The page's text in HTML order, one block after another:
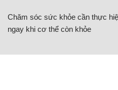
Chăm sóc sức khỏe cần thực
ngay khi cơ thể còn khỏe